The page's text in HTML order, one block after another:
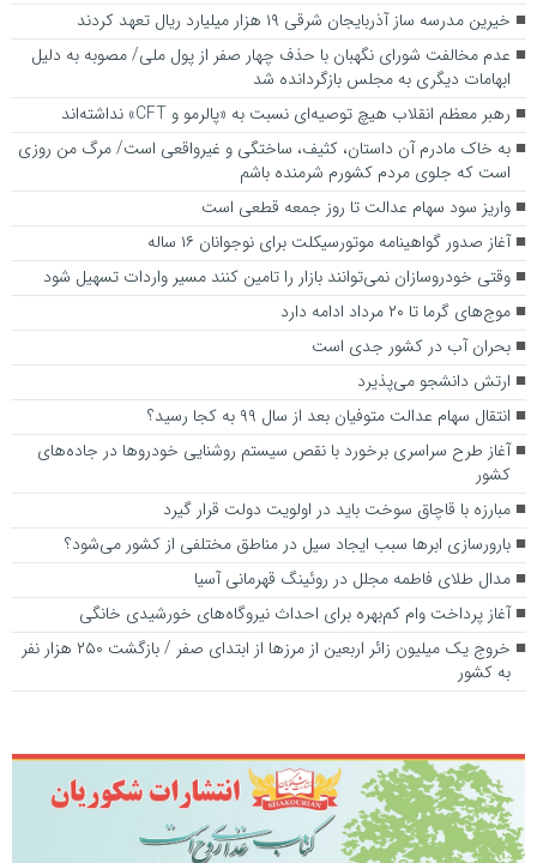
خیرین مدرسه ساز آذربایجان شرقی ۱۹ هزار میلیارد ریال تعهد کردند
عدم مخالفت شورای نگهبان با حذف چهار صفر از پول ملی/ مصوبه به دلیل
ابهامات دیگری به مجلس بازگردانده شد
رهبر معظم انقلاب هیچ توصیه‌ای نسبت به «پالرمو و CFT» نداشته‌اند
به خاک مادرم آن داستان، کثیف، ساختگی و غیرواقعی است/ مرگ من روزی‌
است که جلوی مردم کشورم شرمنده باشم
واریز سود سهام عدالت تا روز جمعه قطعی است
آغاز صدور گواهینامه موتورسیکلت برای نوجوانان ۱۶ ساله
وقتی خودروسازان نمی‌توانند بازار را تامین کنند مسیر واردات تسهیل شود
موج‌های گرما تا ۲۰ مرداد ادامه دارد
بحران آب در کشور جدی است
ارتش دانشجو می‌پذیرد
انتقال سهام عدالت متوفیان بعد از سال ۹۹ به کجا رسید؟
آغاز طرح سراسری برخورد با نقص سیستم روشنایی خودروها در جاده‌های
کشور
مبارزه با قاچاق سوخت باید در اولویت دولت قرار گیرد
بارورسازی ابر‌ها سبب ایجاد سیل در مناطق مختلفی از کشور می‌شود؟
مدال طلای فاطمه مجلل در روئینگ قهرمانی آسیا
آغاز پرداخت وام کم‌بهره برای احداث نیروگاه‌های خورشیدی خانگی
خروج یک میلیون زائر اربعین از مرزها از ابتدای صفر / بازگشت ۲۵۰ هزار نفر
به کشور